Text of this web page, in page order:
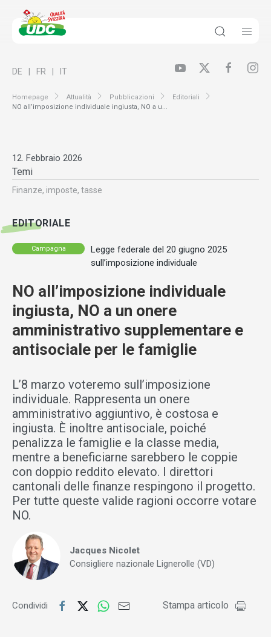
Homepage Attualità Pubblicazioni
Editoriali
NO all’imposizione individuale ingiusta, NO a u...
DE FR IT
12. Febbraio 2026
Temi
Finanze, imposte, tasse
EDITORIALE
Campagna
Legge federale del 20 giugno 2025
sull’imposizione individuale
NO all’imposizione individuale
ingiusta, NO a un onere
amministrativo supplementare e
antisociale per le famiglie
L’8 marzo voteremo sull’imposizione
individuale. Rappresenta un onere
amministrativo aggiuntivo, è costosa e
ingiusta. È inoltre antisociale, poiché
penalizza le famiglie e la classe media,
mentre a beneficiarne sarebbero le coppie
con doppio reddito elevato. I direttori
cantonali delle finanze respingono il progetto.
Per tutte queste valide ragioni occorre votare
NO.
Jacques Nicolet
Consigliere nazionale Lignerolle (VD)
Condividi Stampa articolo